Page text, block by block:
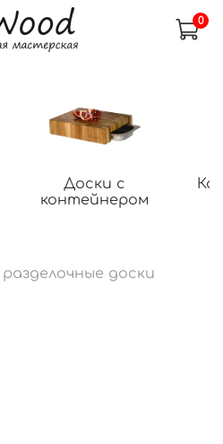
0
Доски с
контейнером
доски